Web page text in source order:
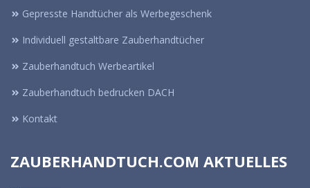
Gepresste Handtücher als Werbegeschenk
Individuell gestaltbare Zauberhandtücher
Zauberhandtuch Werbeartikel
Zauberhandtuch bedrucken DACH
Kontakt
ZAUBERHANDTUCH.COM AKTUELLES